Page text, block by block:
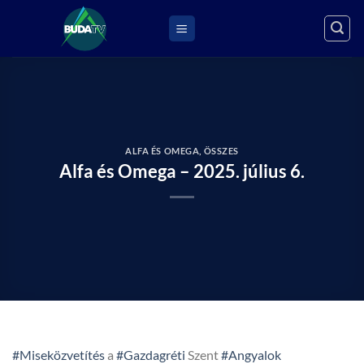
ALFA ÉS OMEGA ÖSSZES
Alfa és Omega – 2025. július 6.
#Miseközvetítésa #Gazdagréti Szent#Angyalok